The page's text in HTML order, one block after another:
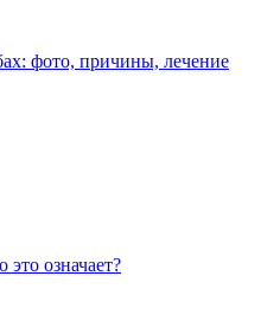
фото, причины, лечение
означает?